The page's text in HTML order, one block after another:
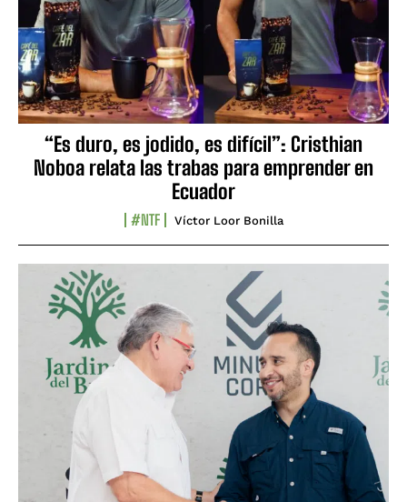
“Es duro, es jodido, es difícil”: Cristhian
Noboa relata las trabas para emprender en
Ecuador
#NTF Víctor Loor Bonilla